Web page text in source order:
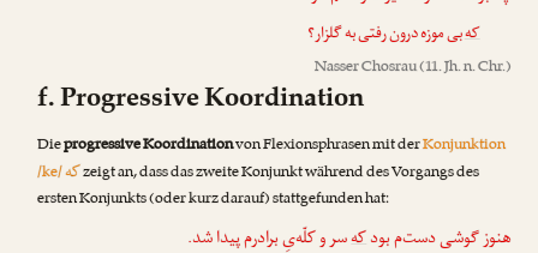
کهبی موزه درون رفتی به گلزار؟
Nasser Chosrau(11. Jh. n. Chr.)
f. Progressive Koordination
Dieprogressive Koordinationvon Flexionsphrasen mit derKonjunktion
/ke/کهzeigt an, dass das zweite Konjunkt während des Vorgangs des
ersten Konjunkts (oder kurz darauf) stattgefunden hat:
هنوز گوشی دست‌‌م بودکهسر و کلّه‌یِ برادرم پیدا شد.